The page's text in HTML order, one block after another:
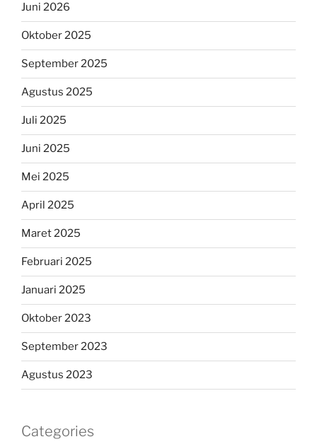
Juni 2026
Oktober 2025
September 2025
Agustus 2025
Juli 2025
Juni 2025
Mei 2025
April 2025
Maret 2025
Februari 2025
Januari 2025
Oktober 2023
September 2023
Agustus 2023
Categories